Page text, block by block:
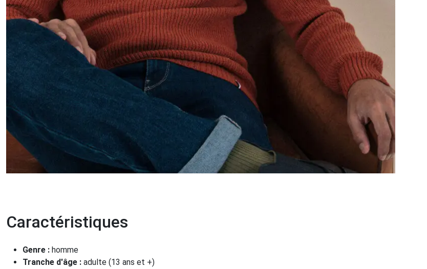
Caractéristiques
Genre : homme
Tranche d'âge : adulte (13 ans et +)